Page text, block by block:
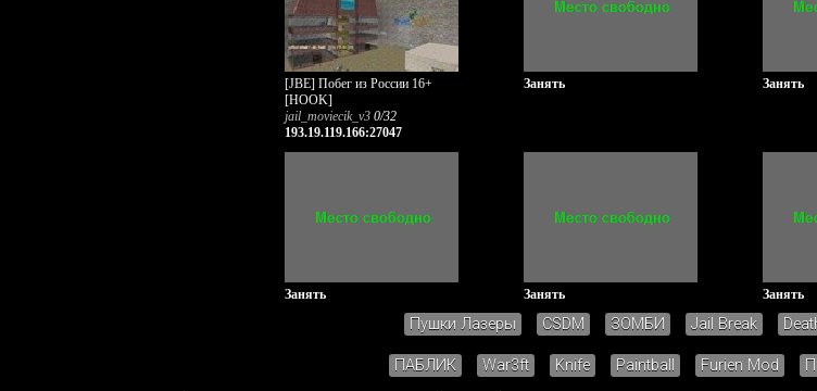
[JBE] Побег из России 16+
[HOOK]
jail_moviecik_v3 0/32
193.19.119.166:27047
Занять Занять
Занять Занять Занять
Пушки Лазеры CSDM ЗОМБИ Jail Break
ПАБЛИК War3ft Knife Paintball Furien Mod